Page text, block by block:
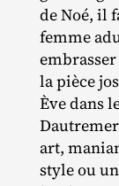
de Noé, il
femme
la pièce
Ève dans
art,
style ou